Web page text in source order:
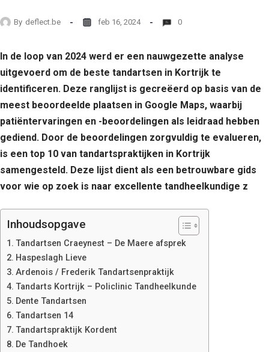
By deflect.be feb 16, 2024 0
In de loop van 2024 werd er een nauwgezette analyse
uitgevoerd om de beste tandartsen in Kortrijk te
identificeren. Deze ranglijst is gecreëerd op basis van de
meest beoordeelde plaatsen in Google Maps, waarbij
patiëntervaringen en -beoordelingen als leidraad hebben
gediend. Door de beoordelingen zorgvuldig te evalueren,
is een top 10 van tandartspraktijken in Kortrijk
samengesteld. Deze lijst dient als een betrouwbare gids
voor wie op zoek is naar excellente tandheelkundige z
Inhoudsopgave
Tandartsen Craeynest – De Maere afsprek
Haspeslagh Lieve
Ardenois / Frederik Tandartsenpraktijk
Tandarts Kortrijk – Policlinic Tandheelkunde
Dente Tandartsen
Tandartsen 14
Tandartspraktijk Kordent
De Tandhoek